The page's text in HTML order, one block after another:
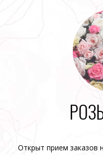
Открыт прием заказов